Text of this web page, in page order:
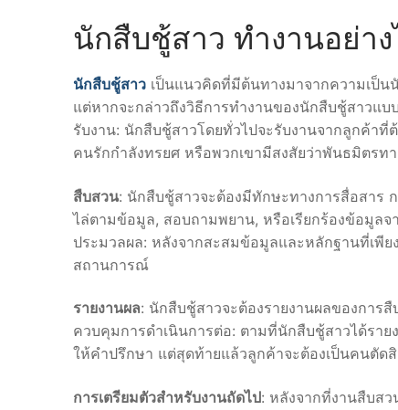
นักสืบชู้สาว ทำงานอย่าง
นักสืบชู้สาว เป็นแนวคิดที่มีต้นทางมาจากความเป็
แต่หากจะกล่าวถึงวิธีการทำงานของนักสืบชู้สาวแบ
รับงาน: นักสืบชู้สาวโดยทั่วไปจะรับงานจากลูกค้า
คนรักกำลังทรยศ หรือพวกเขามีสงสัยว่าพันธมิตรท
สืบสวน: นักสืบชู้สาวจะต้องมีทักษะทางการสื่อสาร
ไล่ตามข้อมูล, สอบถามพยาน, หรือเรียกร้องข้อมูลจ
ประมวลผล: หลังจากสะสมข้อมูลและหลักฐานที่เพี
สถานการณ์
รายงานผล: นักสืบชู้สาวจะต้องรายงานผลของกา
ควบคุมการดำเนินการต่อ: ตามที่นักสืบชู้สาวได้รา
ให้คำปรึกษา แต่สุดท้ายแล้วลูกค้าจะต้องเป็นคนตัดสิ
การเตรียมตัวสำหรับงานถัดไป: หลังจากที่งานสืบสว